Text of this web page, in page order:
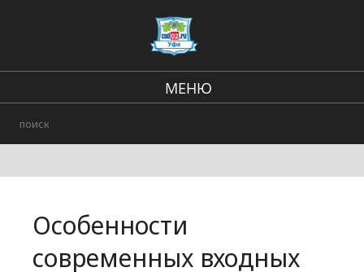
МЕНЮ
Городские события
Особенности
современных входных